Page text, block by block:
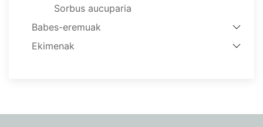
Sorbus aucuparia
Babes-eremuak
Ekimenak